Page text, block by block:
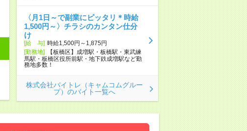
〈月1日～で副業にピッタリ＊時給
1,500円～〉チラシのカンタン仕分
け
[給 与] 時給1,500円～1,875円
[勤務地]
【板橋区】成増駅・板橋駅・東武練
馬駅・板橋区役所前駅・地下鉄成増駅など勤
務地多数！
株式会社バイトレ（キャムコムグルー
プ）のバイト一覧へ